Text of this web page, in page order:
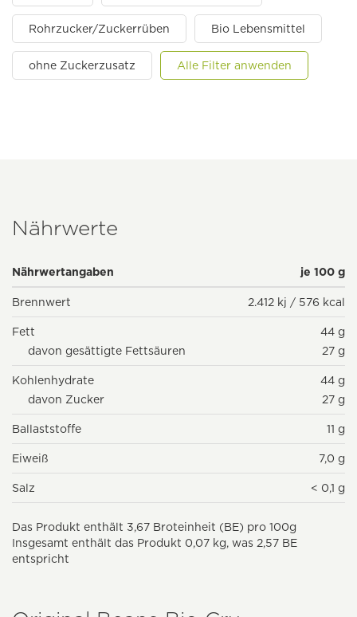
Rohrzucker/Zuckerrüben Bio Lebensmittel
ohne Zuckerzusatz Alle Filter anwenden
Nährwerte
Nährwertangaben je 100 g
Brennwert 2.412 kj / 576 kcal
Fett
44 g
davon gesättigte Fettsäuren
27 g
Kohlenhydrate
44 g
davon Zucker
27 g
Ballaststoffe 11 g
Eiweiß 7,0 g
Salz < 0,1 g
Das Produkt enthält 3,67 Broteinheit (BE) pro 100g
Insgesamt enthält das Produkt 0,07 kg, was 2,57 BE
entspricht